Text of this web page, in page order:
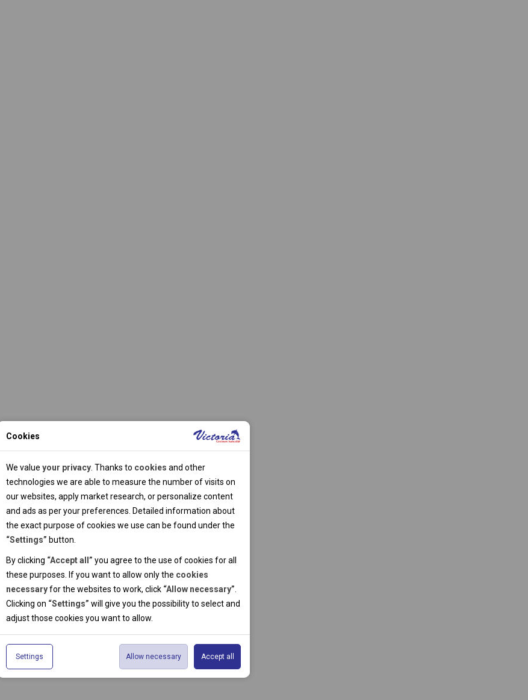
Cookies
We value your privacy . Thanks to cookies and other
technologies we are able to measure the number of visits on
our websites, apply market research, or personalize content
and ads as per your preferences. Detailed information about
the exact purpose of cookies we use can be found under the
“Settings” button.
By clicking “Accept all” you agree to the use of cookies for all
these purposes. If you want to allow only the cookies
necessaryfor the websites to work, click “Allow necessary”
Clicking on “Settings” will give you the possibility to select and
adjust those cookies you want to allow.
Settings Accept all
Allow necessary
Technical cookies help the websites to work properly by
allowing basic functionalities like navigation and access to the
secured sections of the websites. The websites cannot work
properly without these cookies.
Analytical cookies
Thanks to the analytical cookies we are able to measure visits
of the websites, sources of visits, ads performance and their
reach. Data collected this way is processed anonymously
without any link to a specific user. Without your consent for
our use of analytical cookies, we are not able to analyze and
optimize the websites' performance.
Personal cookies
Personal cookies allow us adjust the websites' content per
your specific needs and preferencies. Denying the use of
personal cookies may lead to displaying information of no use
for the particular user, and irrelevant offers or
recommendations.
Marketing cookies
The use of marketing cookies facilitate displaying of relevant
advertisements by either us or a third party on our or third
party websites. Theese type of cookies helps us to create